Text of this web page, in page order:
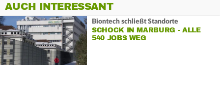
AUCH INTERESSANT
Biontech schließt Standorte
SCHOCK IN MARBURG - ALLE
540 JOBS WEG